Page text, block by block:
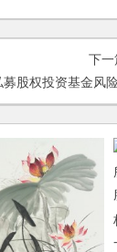
下
募股权投资基金风